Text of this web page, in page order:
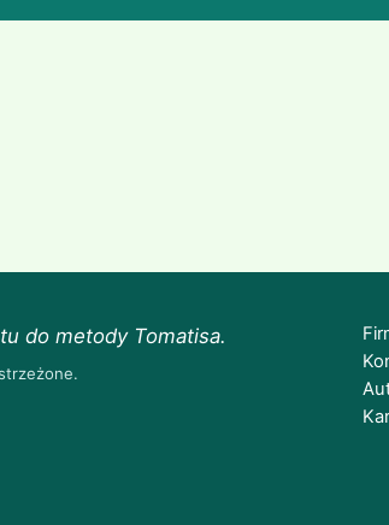
do metody Tomatisa.